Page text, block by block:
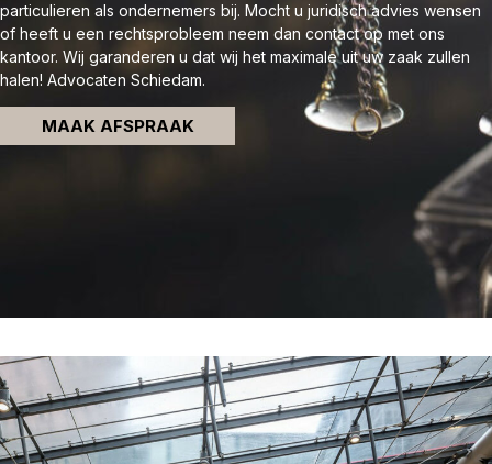
particulieren als ondernemers bij. Mocht u juridisch advies wensen
of heeft u een rechtsprobleem neem dan contact op met ons
kantoor. Wij garanderen u dat wij het maximale uit uw zaak zullen
halen! Advocaten Schiedam.
MAAK AFSPRAAK